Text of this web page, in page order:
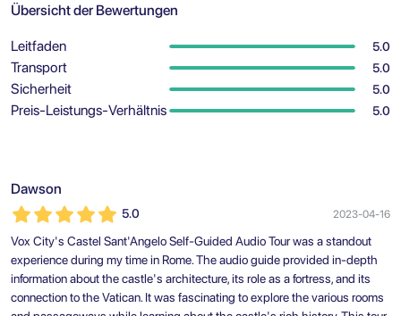
Übersicht der Bewertungen
Leitfaden 5.0
Transport 5.0
Sicherheit 5.0
Preis-Leistungs-Verhältnis 5.0
Dawson
5.0 2023-04-16
Vox City's Castel Sant'Angelo Self-Guided Audio Tour was a standout
experience during my time in Rome. The audio guide provided in-depth
information about the castle's architecture, its role as a fortress, and its
connection to the Vatican. It was fascinating to explore the various rooms